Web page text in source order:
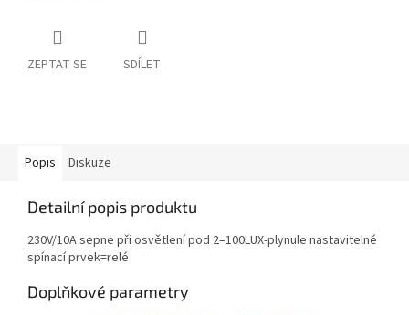
ZEPTAT SE SDÍLET
Popis Diskuze
Detailní popis produktu
230V/10A sepne při osvětlení pod 2–100LUX-plynule nastavitelné
spínací prvek=relé
Doplňkové parametry